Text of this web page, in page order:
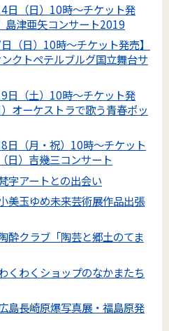
（日）10時～チケット発
津亜矢コンサート2019
日）10時～チケット発売】
クトペテルブルグ国立舞台サ
（土）10時～チケット発
オーケストラで歌う青春ポッ
（月・祝）10時～チケット
日）吉幾三コンサート
字アートとの出会い
美玉ゆめ未来芸術展作品出張
酔クラブ「陶芸と郷土のてま
くわくショップのなかまたち
島長崎原爆写真展・福島原発